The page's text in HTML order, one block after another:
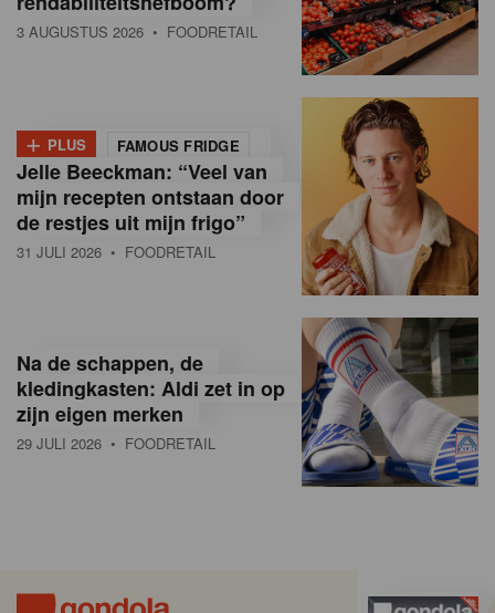
3 AUGUSTUS 2026 • FOODRETAIL
+ PLUS FAMOUS FRIDGE
Jelle Beeckman: “Veel van
mijn recepten ontstaan door
de restjes uit mijn frigo”
31 JULI 2026 • FOODRETAIL
Na de schappen, de
kledingkasten: Aldi zet in op
zijn eigen merken
29 JULI 2026 • FOODRETAIL